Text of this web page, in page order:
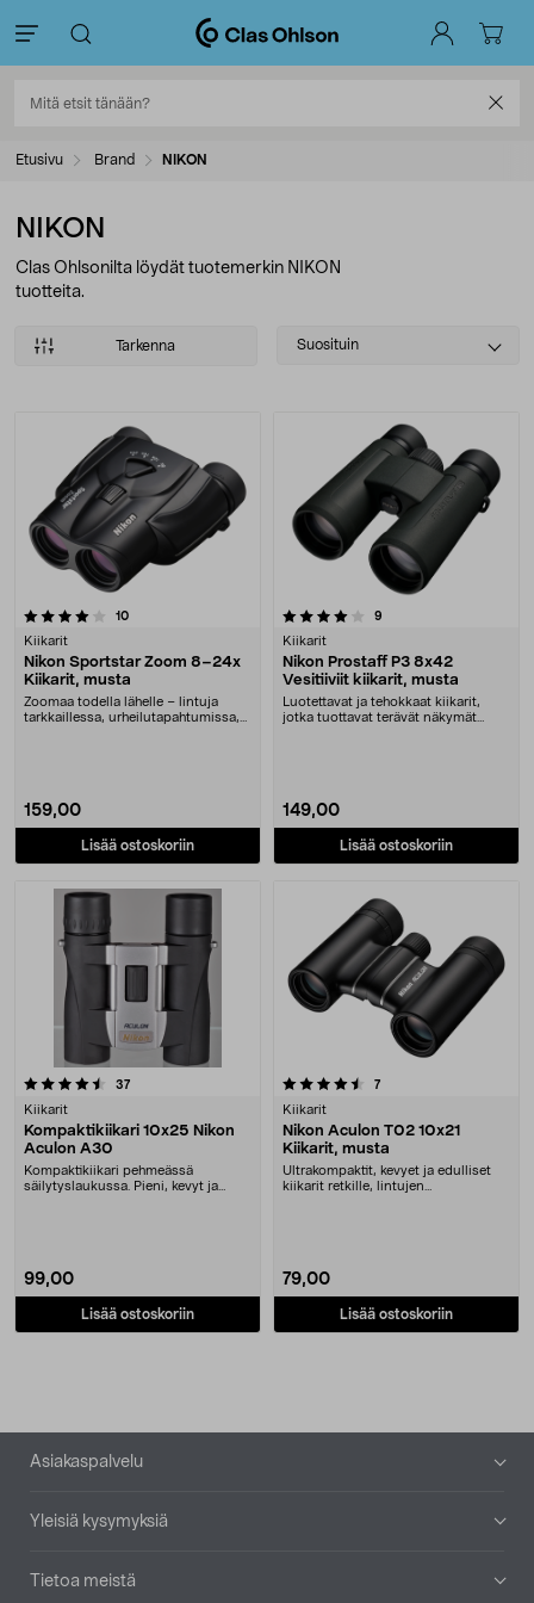
Etusivu Brand NIKON
NIKON
Clas Ohlsonilta löydät tuotemerkin NIKON
tuotteita.
Tarkenna
Select
Suosituin
Tuotteet
10arvostelut
Kiikarit
Nikon Sportstar Zoom 8–24x
Kiikarit, musta
Zoomaa todella lähelle – lintuja
tarkkaillessa, urheilutapahtumissa,
159,00
Lisää ostoskoriin
4.0 viidestä tähdestä 9
Kiikarit
Nikon Prostaff P3 8x42
Vesitiiviit kiikarit, musta
Luotettavat ja tehokkaat kiikarit,
jotka tuottavat terävät näkymät
149,00
Lisää ostoskoriin
37arvostelut
Kiikarit
Kompaktikiikari 10x25 Nikon
Aculon A30
Kompaktikiikari pehmeässä
säilytyslaukussa. Pieni, kevyt ja
99,00
Lisää ostoskoriin
4.5 viidestä tähdestä 7arvostelut
Kiikarit
Nikon Aculon T02 10x21
Kiikarit, musta
Ultrakompaktit, kevyet ja edulliset
kiikarit retkille, lintujen
79,00
Lisää ostoskoriin
Alatunniste
Asiakaspalvelu
Yleisiä kysymyksiä
Tietoa meistä